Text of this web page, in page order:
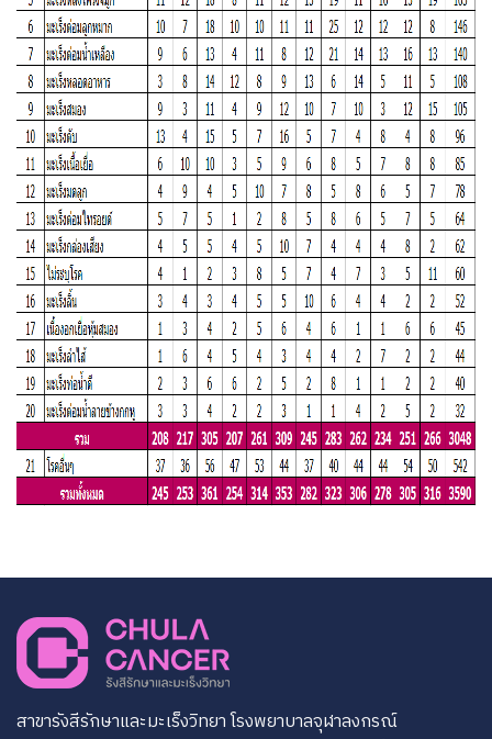
สาขารังสีรักษาและมะเร็งวิทยา โรงพยาบาลจุฬาลงกรณ์